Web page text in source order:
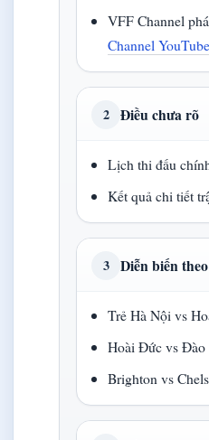
VFF Channel
Channel YouTube
2 Điều chưa rõ
Lịch thi đấu
Kết quả chi tiết
3 Diễn biến
Trẻ Hà Nội vs
Hoài Đức vs
Brighton vs